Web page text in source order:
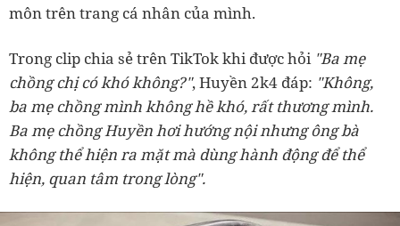
môn trên trang cá nhân của mình.
Trong clip chia sẻ trên TikTok khi được hỏi "Ba mẹ
chồng chị có khó không?", Huyền 2k4 đáp: "Không,
ba mẹ chồng mình không hề khó, rất thương mình.
Ba mẹ chồng Huyền hơi hướng nội nhưng ông bà
không thể hiện ra mặt mà dùng hành động để thể
hiện, quan tâm trong lòng".